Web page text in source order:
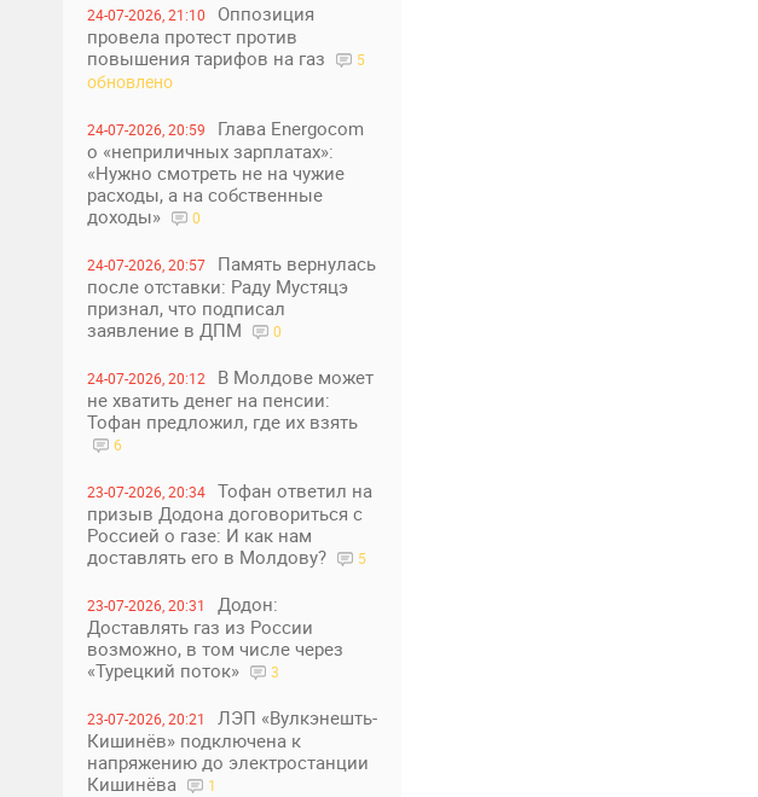
24-07-2026, 21:10
Оппозиция
провела протест против
повышения тарифов на газ
5
обновлено
24-07-2026, 20:59
Глава Energocom
о «неприличных зарплатах»:
«Нужно смотреть не на чужие
расходы, а на собственные
доходы»
0
24-07-2026, 20:57
Память вернулась
после отставки: Раду Мустяцэ
признал, что подписал
заявление в ДПМ
0
24-07-2026, 20:12
В Молдове может
не хватить денег на пенсии:
Тофан предложил, где их взять
6
23-07-2026, 20:34
Тофан ответил на
призыв Додона договориться с
Россией о газе: И как нам
доставлять его в Молдову?
5
23-07-2026, 20:31
Додон:
Доставлять газ из России
возможно, в том числе через
«Турецкий поток»
3
23-07-2026, 20:21
ЛЭП «Вулкэнешть-
Кишинёв» подключена к
напряжению до электростанции
Кишинёва
1